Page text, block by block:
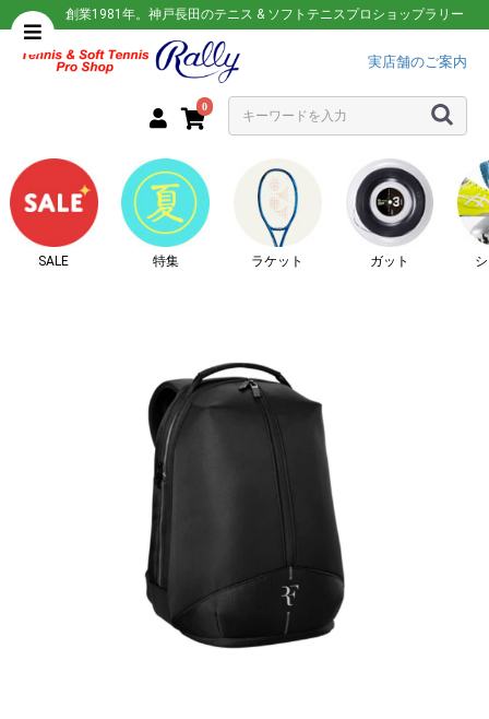
創業1981年。神戸長田のテニス & ソフトテニスプロショップラリー
実店舗のご案内
0
SALE 特集 ラケット ガット